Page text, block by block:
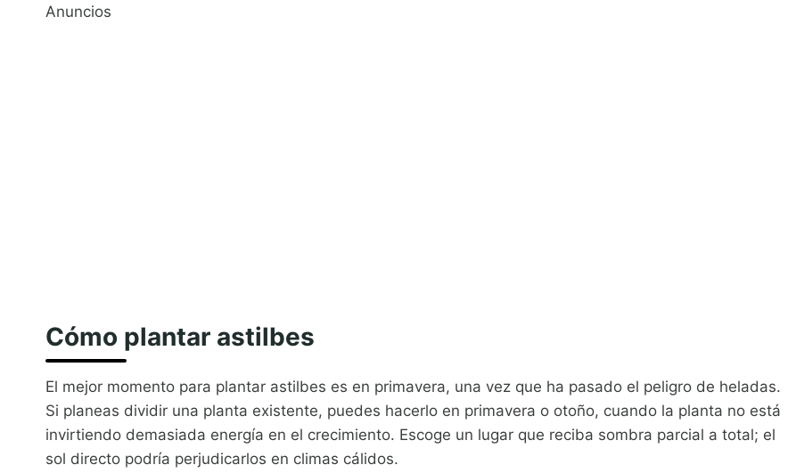
Anuncios
Cómo plantar astilbes
El mejor momento para plantar astilbes es en primavera, una vez que ha pasado el peligro de heladas.
Si planeas dividir una planta existente, puedes hacerlo en primavera o otoño, cuando la planta no está
invirtiendo demasiada energía en el crecimiento. Escoge un lugar que reciba sombra parcial a total; el
sol directo podría perjudicarlos en climas cálidos.